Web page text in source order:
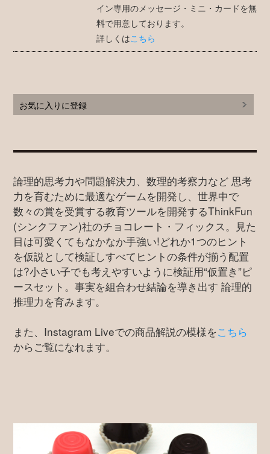
イン専用のメッセージ・ミニ・カードを無
料で用意しております。
詳しくはこちら
お気に入りに登録
論理的思考力や問題解決力、数理的考察力など 思考
力を育むために最適なゲームを開発し、世界中で
数々の賞を受賞する教育ツールを開発するThinkFun
(シンクファン)社のチョコレート・フィックス。見た
目は可愛くてもなかなか手強い!どれか1つのヒント
を仮説として検証しすべてヒントの条件が揃う配置
は?小さい子でも考えやすいように検証用“仮置き”ピ
ースセット。事実を組合わせ結論を導き出す 論理的
推理力を育みます。
また、Instagram Liveでの商品解説の模様をこちら
からご覧になれます。